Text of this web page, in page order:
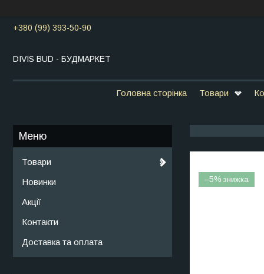
+380 (99) 393-50-90
DIVIS BUD - БУДМАРКЕТ
Головна сторінка Товари
–5%
Товари
Новинки
Акції
Контакти
Доставка та оплата